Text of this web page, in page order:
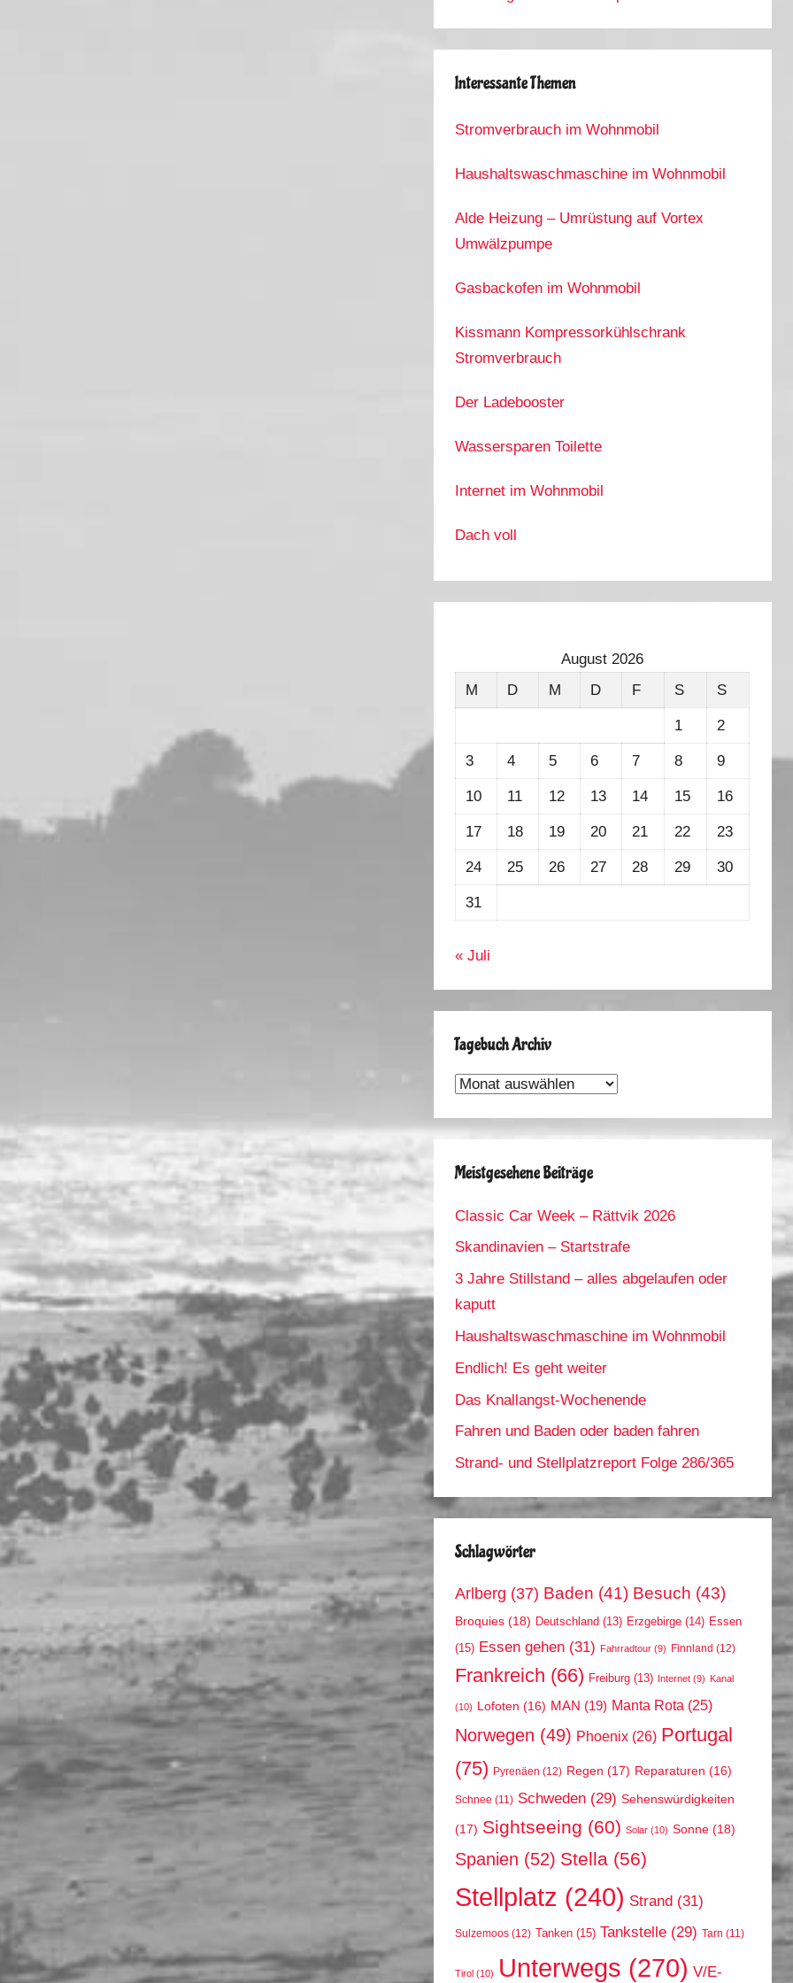
Interessante Themen
Stromverbrauch im Wohnmobil
Haushaltswaschmaschine im Wohnmobil
Alde Heizung – Umrüstung auf Vortex
Umwälzpumpe
Gasbackofen im Wohnmobil
Kissmann Kompressorkühlschrank
Stromverbrauch
Der Ladebooster
Wassersparen Toilette
Internet im Wohnmobil
Dach voll
August 2026
M
D M D F S S
1 2
3 4 5 6 7 8 9
10 11 12 13 14 15 16
17 18 19 20 21 22 23
24 25 26 27 28 29 30
31
« Juli
Tagebuch Archiv
Tagebuch
Meistgesehene Beiträge
Classic Car Week – Rättvik 2026
Skandinavien – Startstrafe
3 Jahre Stillstand – alles abgelaufen oder
kaputt
Haushaltswaschmaschine im Wohnmobil
Endlich! Es geht weiter
Das Knallangst-Wochenende
Fahren und Baden oder baden fahren
Strand- und Stellplatzreport Folge 286/365
Schlagwörter
Arlberg (37) Baden (41) Besuch (43)
Broquies (18) Deutschland (13) Erzgebirge (14) Essen
(15) Essen gehen (31) Fahrradtour (9) Finnland (12)
Frankreich (66) Freiburg (13) Internet (9) Kanal
(10) Lofoten (16) MAN (19) Manta Rota (25)
Norwegen (49) Phoenix (26) Portugal
(75) Pyrenäen (12) Regen (17) Reparaturen (16)
Schnee (11) Schweden (29) Sehenswürdigkeiten
(17) Sightseeing (60) Solar (10) Sonne (18)
Spanien (52) Stella (56)
Stellplatz (240) Strand (31)
Sulzemoos (12) Tanken (15) Tankstelle (29) Tarn (11)
Tirol (10) Unterwegs (270) V/E-